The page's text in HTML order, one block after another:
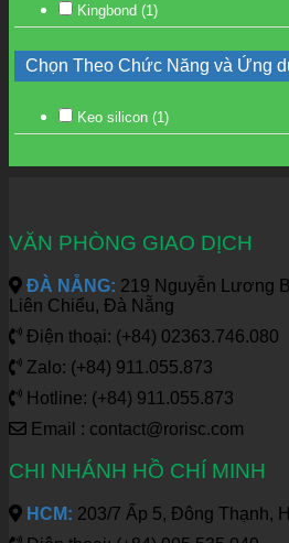
Kingbond (1)
Chọn Theo Chức Năng và Ứng
Keo silicon (1)
VĂN PHÒNG GIAO DỊCH
ĐÀ NẴNG: 219 Nguyễn Lương
Liên Chiểu, Đà Nẵng
Điện thoại: (+84) 02363.746.080
Zalo: (+84) 911.055.873
Hotline: (+84) 911.055.873
Email : contact@rorisc.com
CHI NHÁNH HỒ CHÍ MINH
HCM: 203/7 Ấp 5, Đông Thạnh,